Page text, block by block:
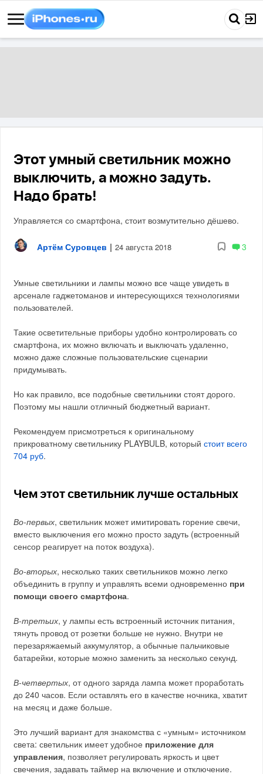
Этот умный светильник можно
выключить, а можно задуть.
Надо брать!
Управляется со смартфона, стоит возмутительно дёшево.
Артём Суровцев | 24 августа 2018 3
Умные светильники и лампы можно все чаще увидеть в
арсенале гаджетоманов и интересующихся технологиями
пользователей.
Такие осветительные приборы удобно контролировать со
смартфона, их можно включать и выключать удаленно,
можно даже сложные пользовательские сценарии
придумывать.
Но как правило, все подобные светильники стоят дорого.
Поэтому мы нашли отличный бюджетный вариант.
Рекомендуем присмотреться к оригинальному
прикроватному светильнику PLAYBULB, которыйстоит всего
704 руб.
Чем этот светильник лучше остальных
Во-первых, светильник может имитировать горение свечи,
вместо выключения его можно просто задуть (встроенный
сенсор реагирует на поток воздуха).
Во-вторых, несколько таких светильников можно легко
объединить в группу и управлять всеми одновременно при
помощи своего смартфона.
В-третьих, у лампы есть встроенный источник питания,
тянуть провод от розетки больше не нужно. Внутри не
перезаряжаемый аккумулятор, а обычные пальчиковые
батарейки, которые можно заменить за несколько секунд.
В-четвертых, от одного заряда лампа может проработать
до 240 часов. Если оставлять его в качестве ночника, хватит
на месяц и даже больше.
Это лучший вариант для знакомства с «умным» источником
света: светильник имеет удобное приложение для
управления, позволяет регулировать яркость и цвет
свечения, задавать таймер на включение и отключение.